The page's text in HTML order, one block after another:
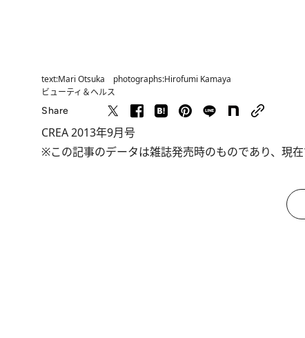
text:Mari Otsuka photographs:Hirofumi Kamaya
ビューティ＆ヘルス
Share
CREA 2013年9月号
※この記事のデータは雑誌発売時のものであり、現在